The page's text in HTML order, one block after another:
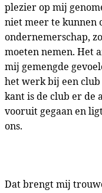
plezier op mij
niet meer te kunnen
ondernemerschap,
moeten nemen. Het
mij gemengde
het werk bij een club
kant is de club er de
vooruit gegaan en
ons.
Dat brengt mij